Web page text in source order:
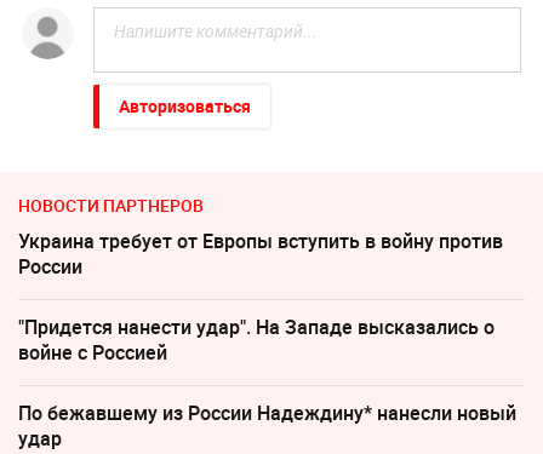
Авторизоваться
НОВОСТИ ПАРТНЕРОВ
Украина требует от Европы вступить в войну против
России
"Придется нанести удар". На Западе высказались о
войне с Россией
По бежавшему из России Надеждину* нанесли новый
удар